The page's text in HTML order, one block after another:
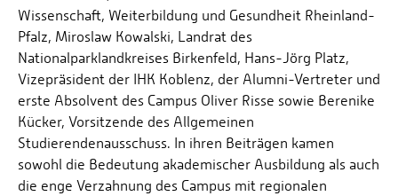
Wissenschaft, Weiterbildung und Gesundheit Rheinland-
Pfalz, Miroslaw Kowalski, Landrat des
Nationalparklandkreises Birkenfeld, Hans-Jörg Platz,
Vizepräsident der IHK Koblenz, der Alumni-Vertreter und
erste Absolvent des Campus Oliver Risse sowie Berenike
Kücker, Vorsitzende des Allgemeinen
Studierendenausschuss. In ihren Beiträgen kamen
sowohl die Bedeutung akademischer Ausbildung als auch
die enge Verzahnung des Campus mit regionalen